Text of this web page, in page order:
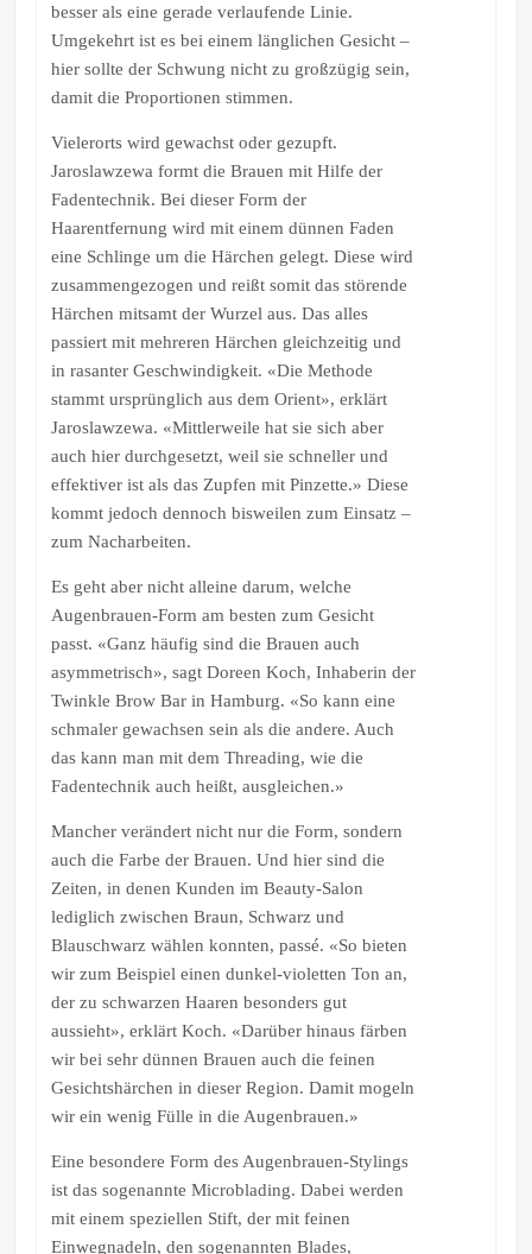
besser als eine gerade verlaufende Linie.
Umgekehrt ist es bei einem länglichen Gesicht –
hier sollte der Schwung nicht zu großzügig sein,
damit die Proportionen stimmen.
Vielerorts wird gewachst oder gezupft.
Jaroslawzewa formt die Brauen mit Hilfe der
Fadentechnik. Bei dieser Form der
Haarentfernung wird mit einem dünnen Faden
eine Schlinge um die Härchen gelegt. Diese wird
zusammengezogen und reißt somit das störende
Härchen mitsamt der Wurzel aus. Das alles
passiert mit mehreren Härchen gleichzeitig und
in rasanter Geschwindigkeit. «Die Methode
stammt ursprünglich aus dem Orient», erklärt
Jaroslawzewa. «Mittlerweile hat sie sich aber
auch hier durchgesetzt, weil sie schneller und
effektiver ist als das Zupfen mit Pinzette.» Diese
kommt jedoch dennoch bisweilen zum Einsatz –
zum Nacharbeiten.
Es geht aber nicht alleine darum, welche
Augenbrauen-Form am besten zum Gesicht
passt. «Ganz häufig sind die Brauen auch
asymmetrisch», sagt Doreen Koch, Inhaberin der
Twinkle Brow Bar in Hamburg. «So kann eine
schmaler gewachsen sein als die andere. Auch
das kann man mit dem Threading, wie die
Fadentechnik auch heißt, ausgleichen.»
Mancher verändert nicht nur die Form, sondern
auch die Farbe der Brauen. Und hier sind die
Zeiten, in denen Kunden im Beauty-Salon
lediglich zwischen Braun, Schwarz und
Blauschwarz wählen konnten, passé. «So bieten
wir zum Beispiel einen dunkel-violetten Ton an,
der zu schwarzen Haaren besonders gut
aussieht», erklärt Koch. «Darüber hinaus färben
wir bei sehr dünnen Brauen auch die feinen
Gesichtshärchen in dieser Region. Damit mogeln
wir ein wenig Fülle in die Augenbrauen.»
Eine besondere Form des Augenbrauen-Stylings
ist das sogenannte Microblading. Dabei werden
mit einem speziellen Stift, der mit feinen
Einwegnadeln, den sogenannten Blades,